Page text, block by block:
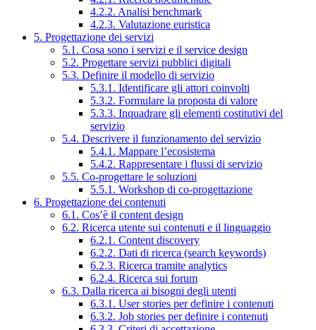
4.2.2. Analisi benchmark
4.2.3. Valutazione euristica
5. Progettazione dei servizi
5.1. Cosa sono i servizi e il service design
5.2. Progettare servizi pubblici digitali
5.3. Definire il modello di servizio
5.3.1. Identificare gli attori coinvolti
5.3.2. Formulare la proposta di valore
5.3.3. Inquadrare gli elementi costitutivi del
servizio
5.4. Descrivere il funzionamento del servizio
5.4.1. Mappare l’ecosistema
5.4.2. Rappresentare i flussi di servizio
5.5. Co-progettare le soluzioni
5.5.1. Workshop di co-progettazione
6. Progettazione dei contenuti
6.1. Cos’è il content design
6.2. Ricerca utente sui contenuti e il linguaggio
6.2.1. Content discovery
6.2.2. Dati di ricerca (search keywords)
6.2.3. Ricerca tramite analytics
6.2.4. Ricerca sui forum
6.3. Dalla ricerca ai bisogni degli utenti
6.3.1. User stories per definire i contenuti
6.3.2. Job stories per definire i contenuti